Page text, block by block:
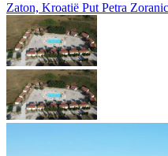
Zaton, Kroatië Put Petra